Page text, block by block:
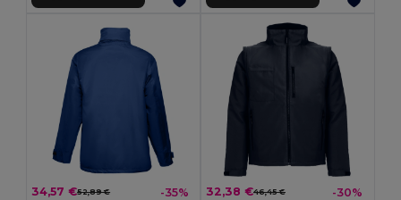
34,57 €52,89 € -35% 32,38 €46,45 € -30%